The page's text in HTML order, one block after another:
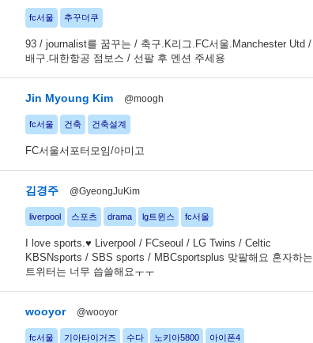
fc서울 추꾸더쿠
93 / journalist를 꿈꾸는 / 축구.K리그.FC서울.Manchester Utd /
배구.대한항공 점보스 / 선팔 후 멘션 주세용
Jin Myoung Kim @moogh
fc서울 건축 건축설계
FC서울서포터모임/아미고
김경주 @GyeongJuKim
liverpool 스포츠 drama lg트윈스 fc서울
I love sports.♥ Liverpool / FCseoul / LG Twins / Celtic
KBSNsports / SBS sports / MBCsportsplus 맞팔해요 혼자하는
트위터는 너무 씁쓸해요ㅜㅜ
wooyor @wooyor
fc서울 기아타이거즈 수다 노키아5800 아이폰4